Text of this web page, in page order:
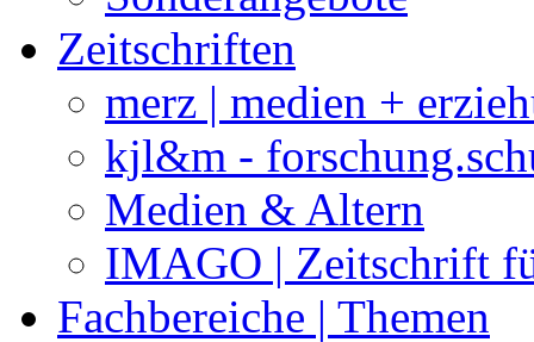
Zeitschriften
merz | medien +
kjl&m -
Medien & Altern
IMAGO | Zeitschrift
Fachbereiche | Themen